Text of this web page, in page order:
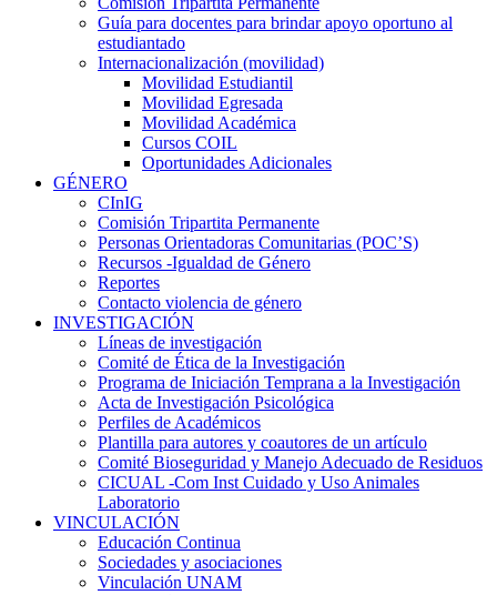
Guía para docentes para brindar apoyo oportuno al
estudiantado
Internacionalización (movilidad)
Movilidad Estudiantil
Movilidad Egresada
Movilidad Académica
Cursos COIL
Oportunidades Adicionales
GÉNERO
CInIG
Comisión Tripartita Permanente
Personas Orientadoras Comunitarias (POC’S)
Recursos -Igualdad de Género
Reportes
Contacto violencia de género
INVESTIGACIÓN
Líneas de investigación
Comité de Ética de la Investigación
Programa de Iniciación Temprana a la Investigación
Acta de Investigación Psicológica
Perfiles de Académicos
Plantilla para autores y coautores de un artículo
Comité Bioseguridad y Manejo Adecuado de Residuos
CICUAL -Com Inst Cuidado y Uso Animales
Laboratorio
VINCULACIÓN
Educación Continua
Sociedades y asociaciones
Vinculación UNAM